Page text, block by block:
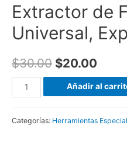
Extractor de
Universal,
$30.00 $20.00
Extractor
de
Añadir al
Categorías: Herramientas